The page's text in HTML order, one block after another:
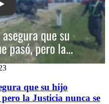
Padre de Nicolás Rocca
que su hijo
la Justicia nunca se